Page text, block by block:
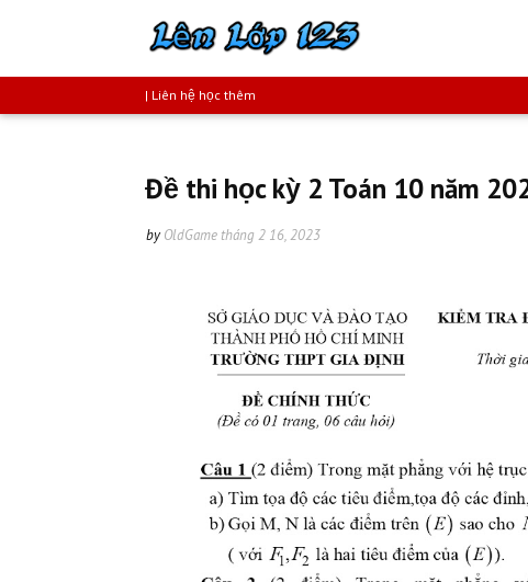
| Liên hệ học thêm
Đề thi học kỳ 2 Toán 10 năm
by OldGame tháng 2 16, 2023